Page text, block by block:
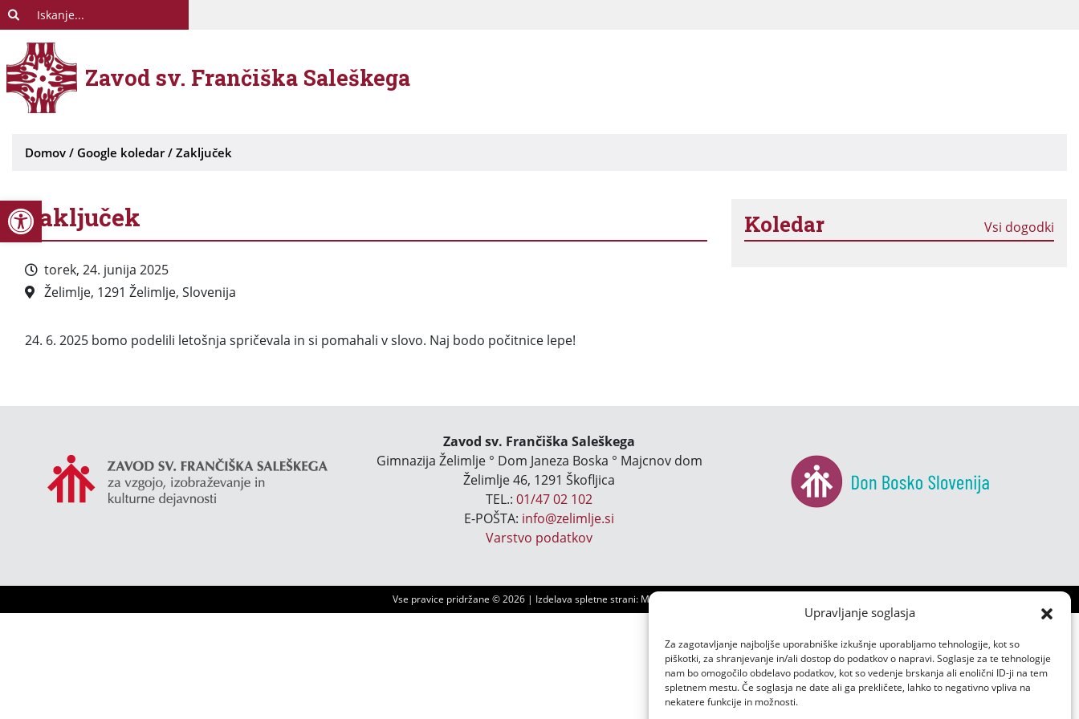
Open toolbar
Upravljanje soglasja
Za zagotavljanje najboljše uporabniške izkušnje uporabljamo tehnologije, kot so
piškotki, za shranjevanje in/ali dostop do podatkov o napravi. Soglasje za te tehnologije
nam bo omogočilo obdelavo podatkov, kot so vedenje brskanja ali enolični ID-ji na tem
spletnem mestu. Če soglasja ne date ali ga prekličete, lahko to negativno vpliva na
nekatere funkcije in možnosti.
Zavod sv. Frančiška Saleškega
Domov / Google koledar/ Zaključek
Zaključek
torek, 24. junija 2025
Želimlje, 1291 Želimlje, Slovenija
24. 6. 2025 bomo podelili letošnja spričevala in si pomahali v slovo. Naj bodo počitnice lepe!
Koledar Vsi dogodki
Zavod sv. Frančiška Saleškega
Gimnazija Želimlje ° Dom Janeza Boska ° Majcnov dom
Želimlje 46, 1291 Škofljica
TEL.:01/47 02 102
E-POŠTA: info@zelimlje.si
Varstvo podatkov
Vse pravice pridržane ©2026 | Izdelava spletne strani: Ms3 d.o.o.